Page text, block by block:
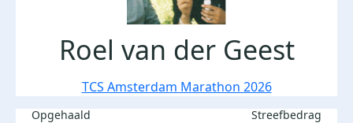
Roel van der Geest
TCS Amsterdam Marathon 2026
Opgehaald Streefbedrag